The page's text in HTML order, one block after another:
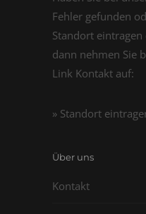
Fehler gefunden
Standort eintragen
dann nehmen Sie
Link Kontakt auf:
» Standort
Über uns
Kontakt